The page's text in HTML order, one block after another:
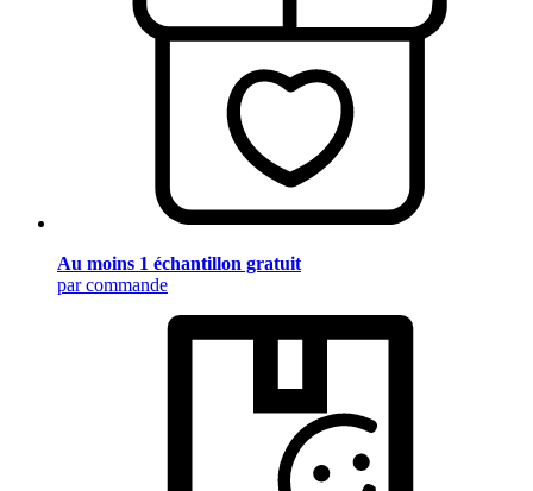
Au moins 1 échantillon gratuit
par commande